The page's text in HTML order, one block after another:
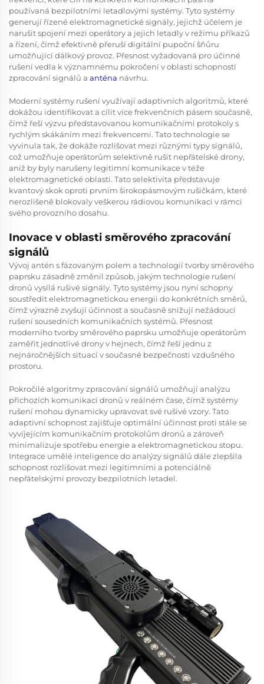
používaná bezpilotními letadlovými systémy. Tyto systémy
generují řízené elektromagnetické signály, jejichž účelem je
narušit spojení mezi operátory a jejich letadly v režimu příkazů
a řízení, čímž efektivně přeruší digitální pupoční šňůru
umožňující dálkový provoz. Přesnost vyžadovaná pro účinné
rušení vedla k významnému pokročení v oblasti schopností
zpracování signálů a anténa návrhu.
Moderní systémy rušení využívají adaptivních algoritmů, které
dokážou identifikovat a cílit více frekvenčních pásem současně,
čímž řeší výzvu představovanou komunikačními protokoly s
rychlým skákáním mezi frekvencemi. Tato technologie se
vyvinula tak, že dokáže rozlišovat mezi různými typy signálů,
což umožňuje operátorům selektivně rušit nepřátelské drony,
aniž by byly narušeny legitimní komunikace v téže
elektromagnetické oblasti. Tato selektivita představuje
kvantový skok oproti prvním širokopásmovým rušičkám, které
nerozlišeně blokovaly veškerou rádiovou komunikaci v rámci
svého provozního dosahu.
Inovace v oblasti směrového zpracování
signálů
Vývoj antén s fázovaným polem a technologií tvorby směrového
paprsku zásadně změnil způsob, jakým technologie rušení
dronů vysílá rušivé signály. Tyto systémy jsou nyní schopny
soustředit elektromagnetickou energii do konkrétních směrů,
čímž výrazně zvyšují účinnost a současně snižují nežádoucí
rušení sousedních komunikačních systémů. Přesnost
moderního tvorby směrového paprsku umožňuje operátorům
zaměřit jednotlivé drony v hejnech, čímž řeší jednu z
nejnáročnějších situací v současné bezpečnosti vzdušného
prostoru.
Pokročilé algoritmy zpracování signálů umožňují analýzu
příchozích komunikací dronů v reálném čase, čímž systémy
rušení mohou dynamicky upravovat své rušivé vzory. Tato
adaptivní schopnost zajišťuje optimální účinnost proti stále se
vyvíjejícím komunikačním protokolům dronů a zároveň
minimalizuje spotřebu energie a elektromagnetickou stopu.
Integrace umělé inteligence do analýzy signálů dále zlepšila
schopnost rozlišovat mezi legitimními a potenciálně
nepřátelskými provozy bezpilotních letadel.